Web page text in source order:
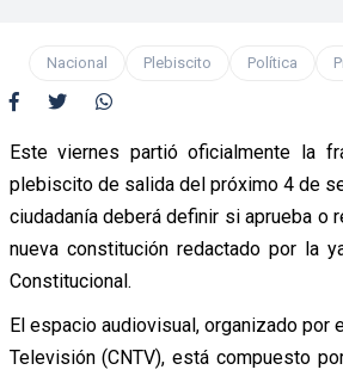
Nacional Plebiscito Política
Este viernes partió oficialmente la
plebiscito de salida del próximo 4 de
ciudadanía deberá definir si aprueba o
nueva constitución redactado por la
Constitucional.
El espacio audiovisual, organizado por
Televisión (CNTV), está compuesto